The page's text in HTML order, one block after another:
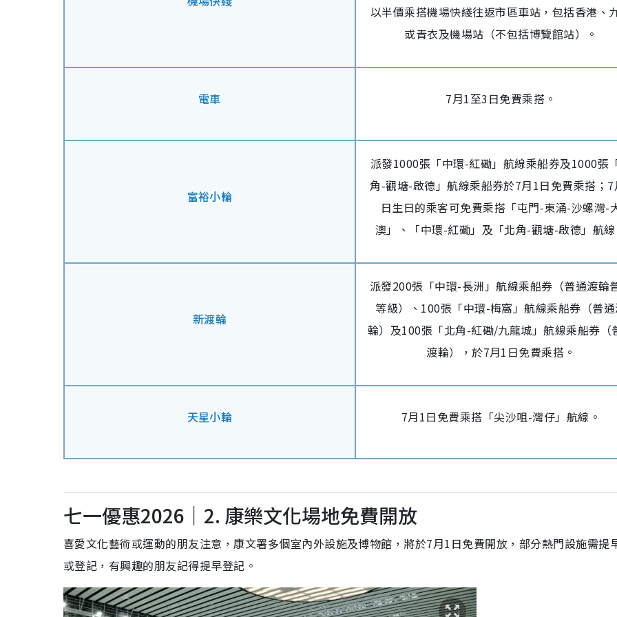
以半價乘搭機場快綫往返市區車站，包括香港、
或青衣及機場站（不包括博覽館站）。
電車 7月1至3日免費乘搭。
富裕小輪
派發1000張「中環-紅磡」航線乘船券及1000張
角-觀塘-啟德」航線乘船券於7月1日免費乘搭；7
日生日的乘客可免費乘搭「屯門-東涌-沙螺灣-
澳」、「中環-紅磡」及「北角-觀塘-啟德」航線
新渡輪
派發200張「中環-長洲」航線乘船券（普通渡輪
等級）、100張「中環-梅窩」航線乘船券（普
輪）及100張「北角-紅磡/九龍城」航線乘船券（
渡輪），於7月1日免費乘搭。
天星小輪 7月1日免費乘搭「尖沙咀-灣仔」航線。
七一優惠2026｜2. 康樂文化場地免費開放
喜愛文化藝術或運動的朋友注意，康文署多個室內外設施及博物館，將於7月1日免費開放，部分熱門設施需提
或登記，有興趣的朋友記得提早登記。